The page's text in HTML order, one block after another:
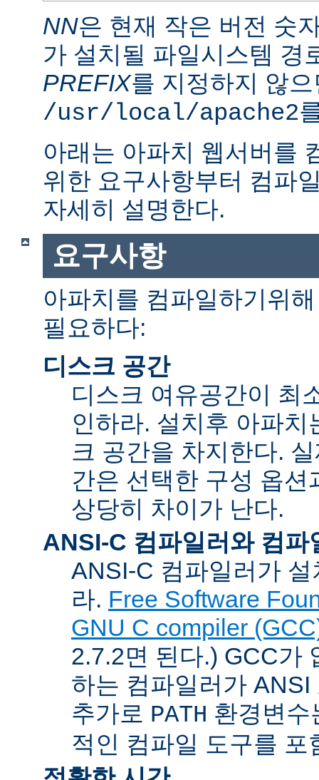
NN은 현재 작은 버전 숫
가 설치될 파일시스템 경
PREFIX를 지정하지 않
/usr/local/apache2
아래는 아파치 웹서버를
위한 요구사항부터 컴파
자세히 설명한다.
요구사항
아파치를 컴파일하기위
필요하다:
디스크 공간
디스크 여유공간이 최
인하라. 설치후 아파
크 공간을 차지한다.
간은 선택한 구성 옵
상당히 차이가 난다.
ANSI-C 컴파일러와 컴파
ANSI-C 컴파일러가
라. Free Software
GNU C compiler
2.7.2면 된다.) GCC가
하는 컴파일러가
추가로 PATH 환경변
적인 컴파일 도구를 포